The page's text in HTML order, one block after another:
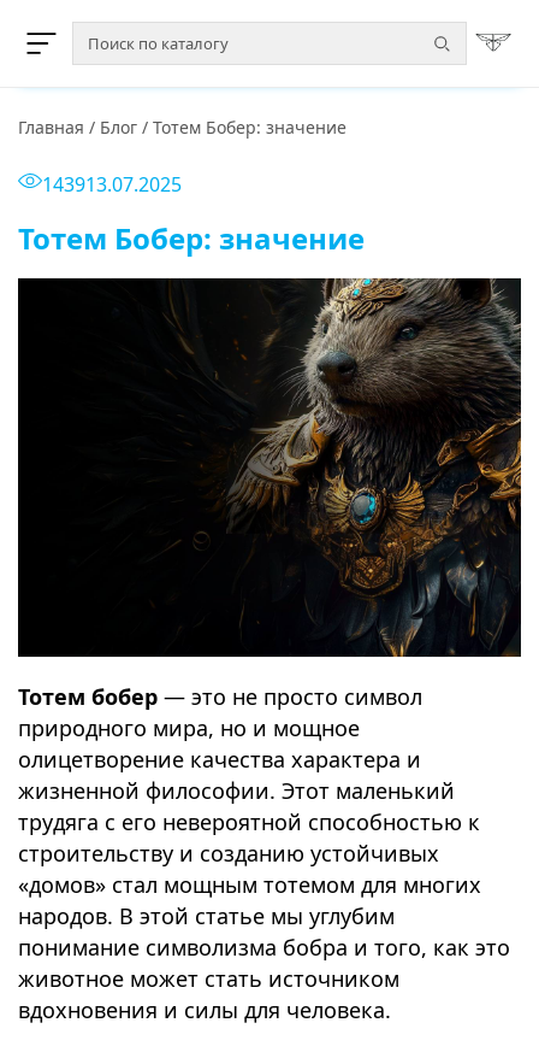
Главная / Блог / Тотем Бобер: значение
143913.07.2025
Тотем Бобер: значение
Тотем бобер — это не просто символ
природного мира, но и мощное
олицетворение качества характера и
жизненной философии. Этот маленький
трудяга с его невероятной способностью к
строительству и созданию устойчивых
«домов» стал мощным тотемом для многих
народов. В этой статье мы углубим
понимание символизма бобра и того, как это
животное может стать источником
вдохновения и силы для человека.